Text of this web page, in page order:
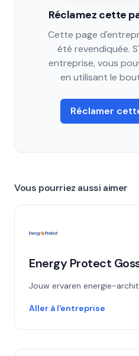
Réclamez cette
Cette page
été revendiquée.
entreprise, vous
en utilisant le
Réclamer
Vous pourriez aussi aimer
Energy Protect
Jouw ervaren energie-
Aller à l'entreprise